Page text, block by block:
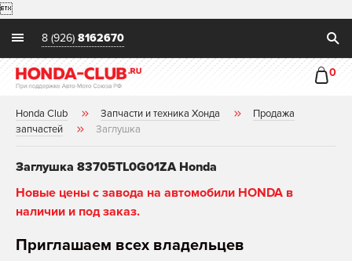

8 (926) 8162670
0
Honda Club Запчасти и техника Хонда
Продажа
запчастей
Заглушка
Заглушка 83705TL0G01ZA Honda
Новые цены с завода на автомобили HONDA в
наличии и под заказ.
Приглашаем всех владельцев